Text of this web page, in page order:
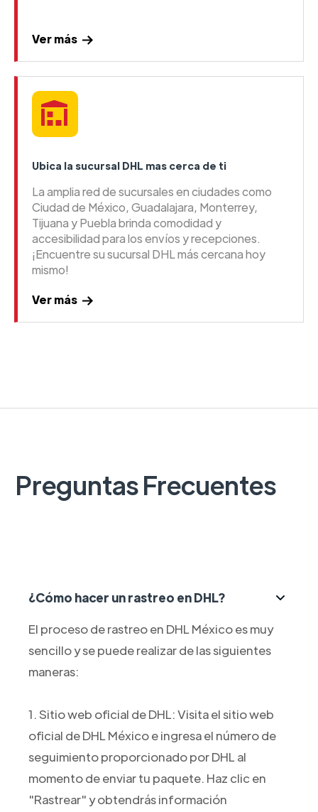
Ver más
Ubica la sucursal DHL mas cerca de ti
La amplia red de sucursales en ciudades como
Ciudad de México, Guadalajara, Monterrey,
Tijuana y Puebla brinda comodidad y
accesibilidad para los envíos y recepciones.
¡Encuentre su sucursal DHL más cercana hoy
mismo!
Ver más
Preguntas Frecuentes
¿Cómo hacer un rastreo en DHL?
El proceso de rastreo en DHL México es muy
sencillo y se puede realizar de las siguientes
maneras:
1. Sitio web oficial de DHL: Visita el sitio web
oficial de DHL México e ingresa el número de
seguimiento proporcionado por DHL al
momento de enviar tu paquete. Haz clic en
"Rastrear" y obtendrás información